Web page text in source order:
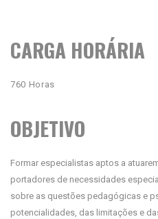
CARGA HORÁRIA
760 Horas
OBJETIVO
Formar especialistas aptos a
portadores de necessidades
sobre as questões pedagógicas e
potencialidades, das limitações e